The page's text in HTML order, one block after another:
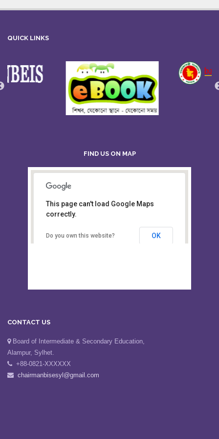
QUICK LINKS
FIND US ON MAP
Board of Intermediate &
Secondary Education, Alampur,
This page can't load Google Maps
correctly.
Do you own this website? OK
CONTACT US
Board of Intermediate & Secondary Education,
Alampur, Sylhet.
+88-0821-XXXXXX
chairmanbisesyl@gmail.com